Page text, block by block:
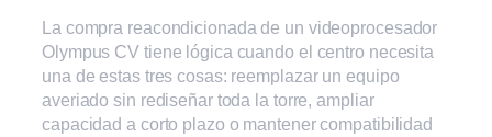
La compra reacondicionada de un videoprocesador
Olympus CV tiene lógica cuando el centro necesita
una de estas tres cosas: reemplazar un equipo
averiado sin rediseñar toda la torre, ampliar
capacidad a corto plazo o mantener compatibilidad